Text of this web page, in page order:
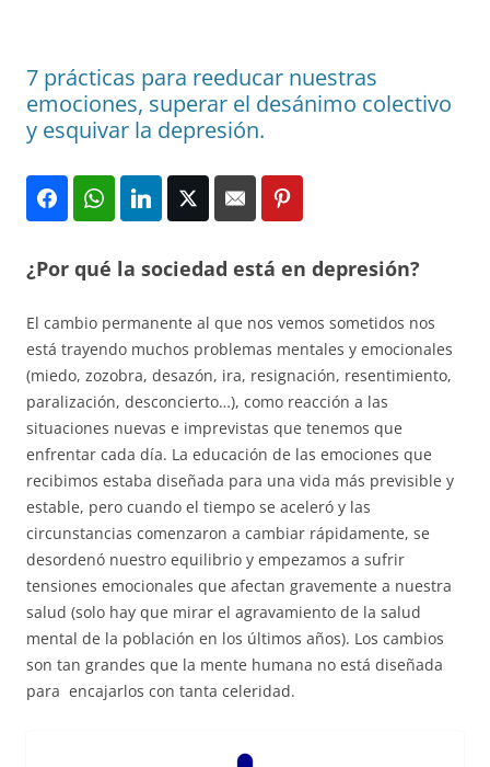
7 prácticas para reeducar nuestras
emociones, superar el desánimo colectivo
y esquivar la depresión.
¿Por qué la sociedad está en depresión?
El cambio permanente al que nos vemos sometidos nos
está trayendo muchos problemas mentales y emocionales
(miedo, zozobra, desazón, ira, resignación, resentimiento,
paralización, desconcierto…), como reacción a las
situaciones nuevas e imprevistas que tenemos que
enfrentar cada día. La educación de las emociones que
recibimos estaba diseñada para una vida más previsible y
estable, pero cuando el tiempo se aceleró y las
circunstancias comenzaron a cambiar rápidamente, se
desordenó nuestro equilibrio y empezamos a sufrir
tensiones emocionales que afectan gravemente a nuestra
salud (solo hay que mirar el agravamiento de la salud
mental de la población en los últimos años). Los cambios
son tan grandes que la mente humana no está diseñada
para encajarlos con tanta celeridad.